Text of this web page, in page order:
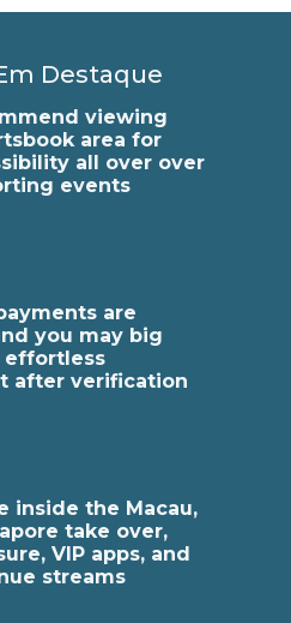
Destaque
viewing
area for
all over over
events
are
you may big
effortless
after verification
inside the Macau,
take over,
VIP apps, and
streams